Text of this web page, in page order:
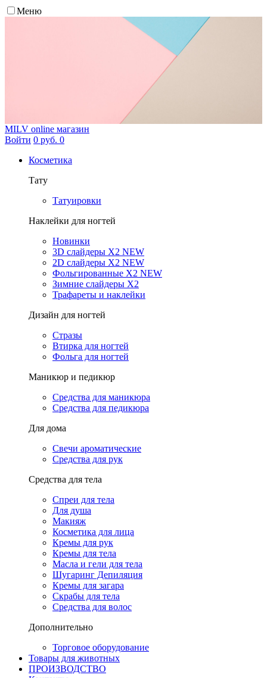
Меню
MILV online магазин
Войти 0 руб. 0
Косметика
Тату
Татуировки
Наклейки для ногтей
Новинки
3D слайдеры X2 NEW
2D слайдеры X2 NEW
Фольгированные X2 NEW
Зимние слайдеры Х2
Трафареты и наклейки
Дизайн для ногтей
Стразы
Втирка для ногтей
Фольга для ногтей
Маникюр и педикюр
Средства для маникюра
Средства для педикюра
Для дома
Свечи ароматические
Средства для рук
Средства для тела
Спреи для тела
Для душа
Макияж
Косметика для лица
Кремы для рук
Кремы для тела
Масла и гели для тела
Шугаринг Депиляция
Кремы для загара
Скрабы для тела
Средства для волос
Дополнительно
Торговое оборудование
Товары для животных
ПРОИЗВОДСТВО